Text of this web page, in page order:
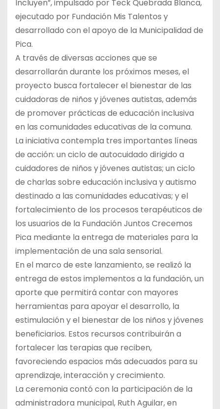
Incluyen”, impulsado por Teck Quebrada Blanca,
ejecutado por Fundación Mis Talentos y
desarrollado con el apoyo de la Municipalidad de
Pica.
A través de diversas acciones que se
desarrollarán durante los próximos meses, el
proyecto busca fortalecer el bienestar de las
cuidadoras de niños y jóvenes autistas, además
de promover prácticas de educación inclusiva
en las comunidades educativas de la comuna.
La iniciativa contempla tres importantes líneas
de acción: un ciclo de autocuidado dirigido a
cuidadores de niños y jóvenes autistas; un ciclo
de charlas sobre educación inclusiva y autismo
destinado a las comunidades educativas; y el
fortalecimiento de los procesos terapéuticos de
los usuarios de la Fundación Juntos Crecemos
Pica mediante la entrega de materiales para la
implementación de una sala sensorial.
En el marco de este lanzamiento, se realizó la
entrega de estos implementos a la fundación, un
aporte que permitirá contar con mayores
herramientas para apoyar el desarrollo, la
estimulación y el bienestar de los niños y jóvenes
beneficiarios. Estos recursos contribuirán a
fortalecer las terapias que reciben,
favoreciendo espacios más adecuados para su
aprendizaje, interacción y crecimiento.
La ceremonia contó con la participación de la
administradora municipal, Ruth Aguilar, en